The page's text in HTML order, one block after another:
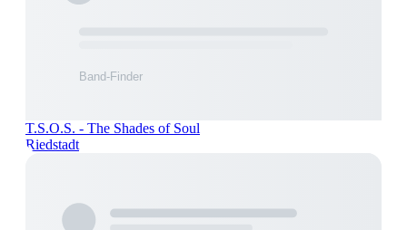
T.S.O.S. - The Shades of Soul
Riedstadt